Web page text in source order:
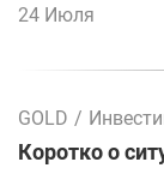
24 Июля
GOLD /
Коротко о